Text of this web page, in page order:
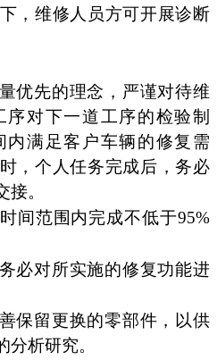
，维修人员方可开展诊断
优先的理念，严谨对待维
对下一道工序的检验制
内满足客户车辆的修复需
，个人任务完成后，务必
。
间范围内完成不低于95%
必对所实施的修复功能进
保留更换的零部件，以供
析研究。